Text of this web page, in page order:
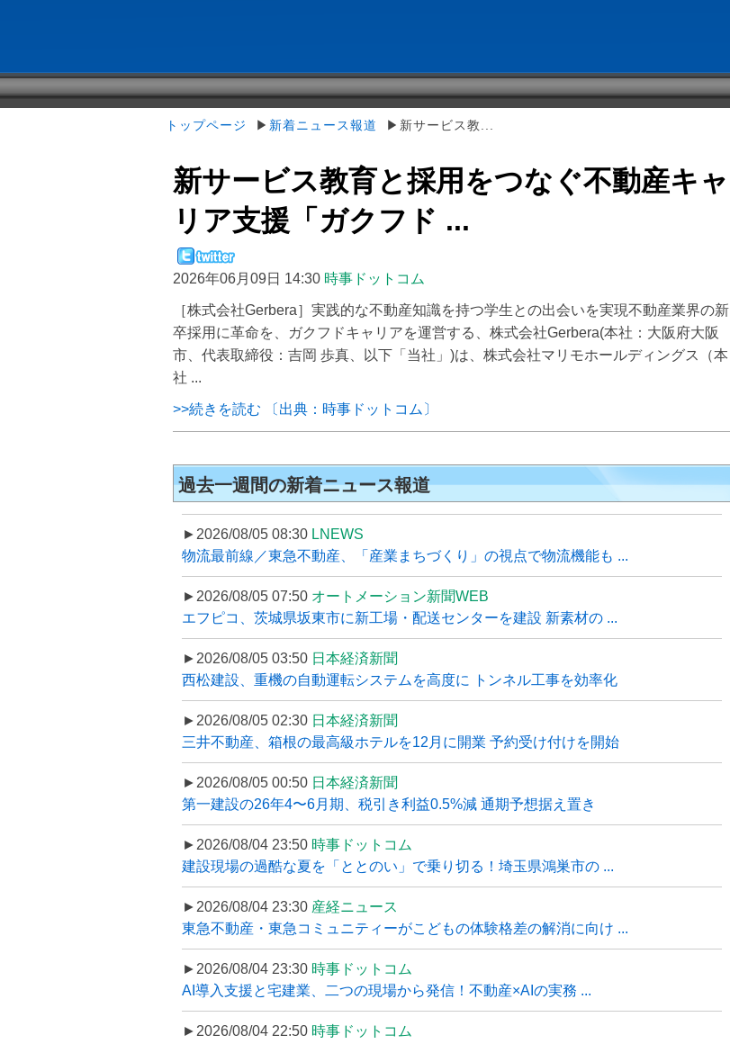
トップページ ▶ 新着ニュース報道 ▶新サービス教...
新サービス教育と採用をつなぐ不動産キャ
リア支援「ガクフド ...
2026年06月09日 14:30 時事ドットコム
［株式会社Gerbera］実践的な不動産知識を持つ学生との出会いを実現不動産業界の新
卒採用に革命を、ガクフドキャリアを運営する、株式会社Gerbera(本社：大阪府大阪
市、代表取締役：吉岡 歩真、以下「当社」)は、株式会社マリモホールディングス（本
社 ...
>>続きを読む 〔出典：時事ドットコム〕
過去一週間の新着ニュース報道
►2026/08/05 08:30 LNEWS
物流最前線／東急不動産、「産業まちづくり」の視点で物流機能も ...
►2026/08/05 07:50 オートメーション新聞WEB
エフピコ、茨城県坂東市に新工場・配送センターを建設 新素材の ...
►2026/08/05 03:50 日本経済新聞
西松建設、重機の自動運転システムを高度に トンネル工事を効率化
►2026/08/05 02:30 日本経済新聞
三井不動産、箱根の最高級ホテルを12月に開業 予約受け付けを開始
►2026/08/05 00:50 日本経済新聞
第一建設の26年4〜6月期、税引き利益0.5%減 通期予想据え置き
►2026/08/04 23:50 時事ドットコム
建設現場の過酷な夏を「ととのい」で乗り切る！埼玉県鴻巣市の ...
►2026/08/04 23:30 産経ニュース
東急不動産・東急コミュニティーがこどもの体験格差の解消に向け ...
►2026/08/04 23:30 時事ドットコム
AI導入支援と宅建業、二つの現場から発信！不動産×AIの実務 ...
►2026/08/04 22:50 時事ドットコム